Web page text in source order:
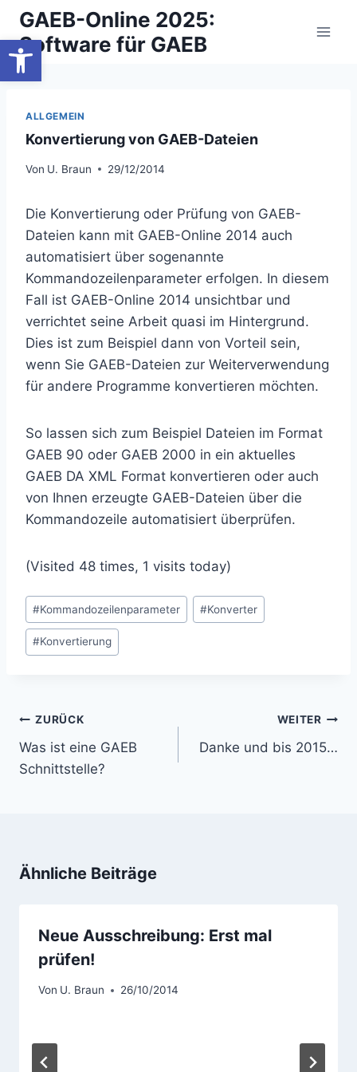
Werkzeugleiste öffnen
Zum
Inhalt
springen
GAEB-Online 2025:
Software für GAEB
ALLGEMEIN
Konvertierung von GAEB-Dateien
Von U. Braun 29/12/2014
Die Konvertierung oder Prüfung von GAEB-
Dateien kann mit GAEB-Online 2014 auch
automatisiert über sogenannte
Kommandozeilenparameter erfolgen. In diesem
Fall ist GAEB-Online 2014 unsichtbar und
verrichtet seine Arbeit quasi im Hintergrund.
Dies ist zum Beispiel dann von Vorteil sein,
wenn Sie GAEB-Dateien zur Weiterverwendung
für andere Programme konvertieren möchten.
So lassen sich zum Beispiel Dateien im Format
GAEB 90 oder GAEB 2000 in ein aktuelles
GAEB DA XML Format konvertieren oder auch
von Ihnen erzeugte GAEB-Dateien über die
Kommandozeile automatisiert überprüfen.
(Visited 48 times, 1 visits today)
Schlagworte:
#Kommandozeilenparameter #Konverter
#Konvertierung
Beitragsnavigation
ZURÜCK
Was ist eine GAEB
Schnittstelle?
WEITER
Danke und bis 2015…
Ähnliche Beiträge
Neue Ausschreibung: Erst mal
prüfen!
Von U. Braun 26/10/2014